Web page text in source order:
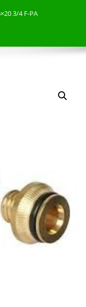
3/4 F-PA